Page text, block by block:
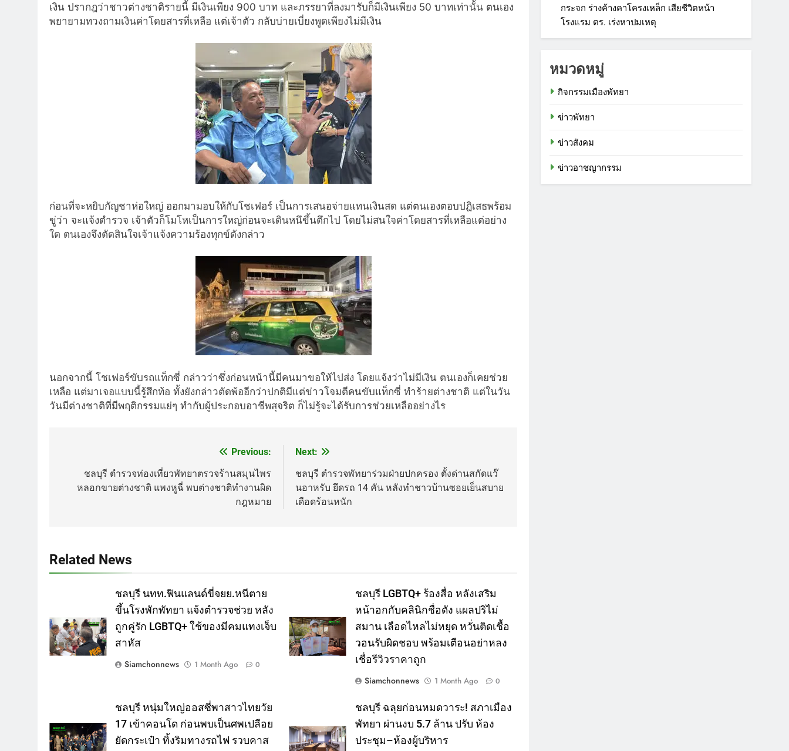
เงิน ปรากฎว่าชาวต่างชาติรายนี้ มีเงินเพียง 900 บาท และภรรยาที่ลงมารับก็มีเงินเพียง 50 บาทเท่านั้น ตนเอง
พยายามทวงถามเงินค่าโดยสารที่เหลือ แต่เจ้าตัว กลับบ่ายเบี่ยงพูดเพียงไม่มีเงิน
ก่อนที่จะหยิบกัญชาห่อใหญ่ ออกมามอบให้กับโชเฟอร์ เป็นการเสนอจ่ายแทนเงินสด แต่ตนเองตอบปฎิเสธพร้อม
ขู่ว่า จะแจ้งตำรวจ เจ้าตัวก็โมโหเป็นการใหญ่ก่อนจะเดินหนึขึ้นตึกไป โดยไม่สนใจค่าโดยสารที่เหลือแต่อย่าง
ใด ตนเองจึงตัดสินใจเจ้าแจ้งความร้องทุกข์ดังกล่าว
นอกจากนี้ โชเฟอร์ขับรถแท็กซี่ กล่าวว่าซึ่งก่อนหน้านี้มีคนมาขอให้ไปส่ง โดยแจ้งว่าไม่มีเงิน ตนเองก็เคยช่วย
เหลือ แต่มาเจอแบบนี้รู้สึกท้อ ทั้งยังกล่าวตัดพ้ออีกว่าปกติมีแต่ข่าวโจมตีคนขับแท็กซี่ ทำร้ายต่างชาติ แต่ในวัน
วันมีต่างชาติที่มีพฤติกรรมแย่ๆ ทำกับผู้ประกอบอาชีพสุจริต ก็ไม่รู้จะได้รับการช่วยเหลืออย่างไร
navigation
Previous:
ชลบุรี ตำรวจท่องเที่ยวพัทยาตรวจร้านสมุนไพร
หลอกขายต่างชาติ แพงหูฉี่ พบต่างชาติทำงานผิด
กฎหมาย
Next:
ชลบุรี ตำรวจพัทยาร่วมฝ่ายปกครอง ตั้งด่านสกัดแว๊
นอาหรับ ยึดรถ 14 คัน หลังทำชาวบ้านซอยเย็นสบาย
เดือดร้อนหนัก
Related News
ชลบุรี นทท.ฟินแลนด์ขี่จยย.หนีตาย
ขึ้นโรงพักพัทยา แจ้งตำรวจช่วย หลัง
ถูกคู่รัก LGBTQ+ ใช้ของมีคมแทงเจ็บ
สาหัส
Siamchonnews
1 Month Ago 0
ชลบุรี LGBTQ+ ร้องสื่อ หลังเสริม
หน้าอกกับคลินิกชื่อดัง แผลปริไม่
สมาน เลือดไหลไม่หยุด หวั่นติดเชื้อ
วอนรับผิดชอบ พร้อมเตือนอย่าหลง
เชื่อรีวิวราคาถูก
Siamchonnews
1 Month Ago 0
ชลบุรี หนุ่มใหญ่ออสซี่พาสาวไทยวัย
17 เข้าคอนโด ก่อนพบเป็นศพเปลือย
ยัดกระเป๋า ทิ้งริมทางรถไฟ รวบคาส
ชลบุรี ฉลุยก่อนหมดวาระ! สภาเมือง
พัทยา ผ่านงบ 5.7 ล้าน ปรับ ห้อง
ประชุม–ห้องผู้บริหาร
กระจก ร่างค้างคาโครงเหล็ก เสียชีวิตหน้า
โรงแรม ตร. เร่งหาปมเหตุ
หมวดหมู่
กิจกรรมเมืองพัทยา
ข่าวพัทยา
ข่าวสังคม
ข่าวอาชญากรรม